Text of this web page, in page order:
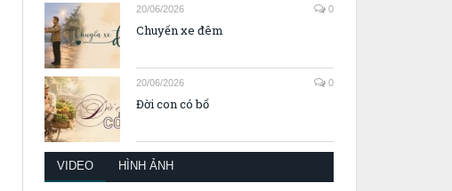
20/06/2026 0
Chuyến xe đêm
20/06/2026 0
Đời con có bố
VIDEO HÌNH ẢNH